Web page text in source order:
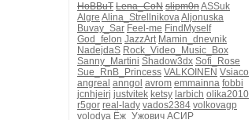
HoBBuT Lena_CoN slipm0nASSuk
Algre Alina_StrellnikovaAljonuska
Buvay_Sar Feel-me FindMyself
God_felon JazzArt Mamin_dnevnik
NadejdaS Rock_Video_Music_Box
Sanny_Martini Shadow3dx Sofi_Rose
Sue_RnB_Princess VALKOINEN Vsiaco
angreal anngol avrom emmainna fobbi
jcnhjeirj justvitek ketsy larbich olika2010
r5gor real-lady vados2384 volkovagp
volodya Ёж_Ужович АСИР